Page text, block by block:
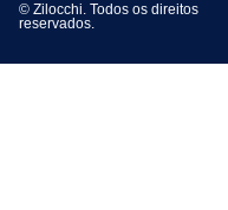
© Zilocchi. Todos os direitos
reservados.